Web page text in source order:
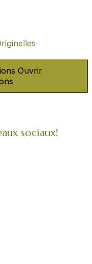
Ouvrir
sociaux!